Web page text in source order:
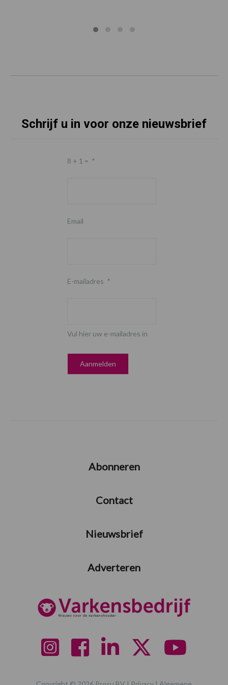
Schrijf u in voor onze nieuwsbrief
8 + 1 = *
Email
E-mailadres *
Vul hier uw e-mailadres in
Abonneren
Contact
Nieuwsbrief
Adverteren